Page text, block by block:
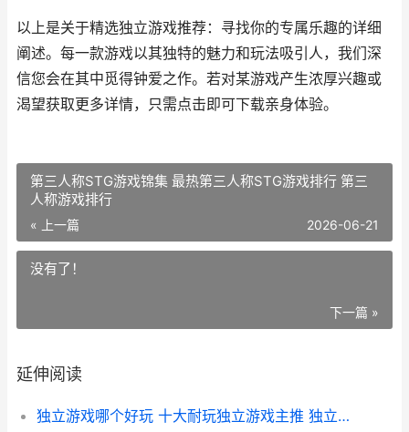
以上是关于精选独立游戏推荐：寻找你的专属乐趣的详细
阐述。每一款游戏以其独特的魅力和玩法吸引人，我们深
信您会在其中觅得钟爱之作。若对某游戏产生浓厚兴趣或
渴望获取更多详情，只需点击即可下载亲身体验。
第三人称STG游戏锦集 最热第三人称STG游戏排行 第三
人称游戏排行
« 上一篇 2026-06-21
没有了！
下一篇 »
延伸阅读
独立游戏哪个好玩 十大耐玩独立游戏主推 独立游戏哪个好玩